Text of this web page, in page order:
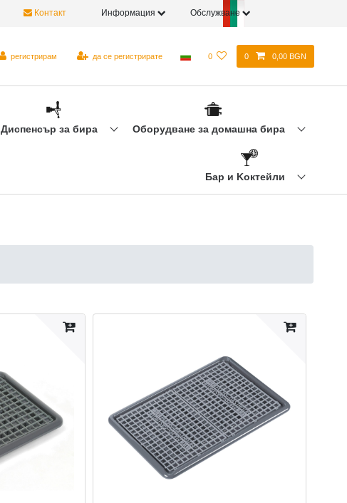
Контакт Информация Обслужване
регистрирам да се регистрирате 0 0 0,00 BGN
Диспенсър за бира Оборудване за домашна бира
Бар и Kоктейли